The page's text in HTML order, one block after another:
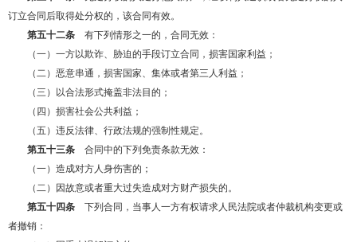
订立合同后取得处分权的，该合同有效。
第五十二条 有下列情形之一的，合同无效：
（一）一方以欺诈、胁迫的手段订立合同，损害国家利益；
（二）恶意串通，损害国家、集体或者第三人利益；
（三）以合法形式掩盖非法目的；
（四）损害社会公共利益；
（五）违反法律、行政法规的强制性规定。
第五十三条 合同中的下列免责条款无效：
（一）造成对方人身伤害的；
（二）因故意或者重大过失造成对方财产损失的。
第五十四条 下列合同，当事人一方有权请求人民法院或者仲裁机构变更或
者撤销：